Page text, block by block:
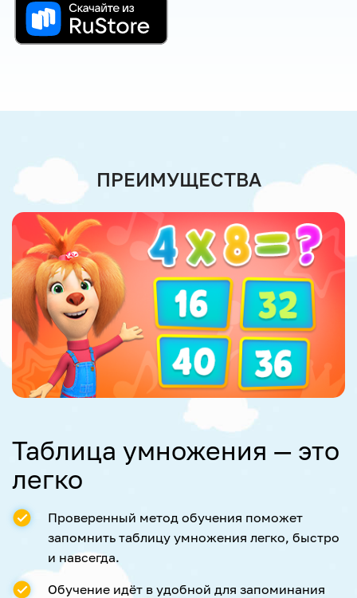
ПРЕИМУЩЕСТВА
Таблица умножения — это
легко
Проверенный метод обучения поможет
запомнить таблицу умножения легко, быстро
и навсегда.
Обучение идёт в удобной для запоминания